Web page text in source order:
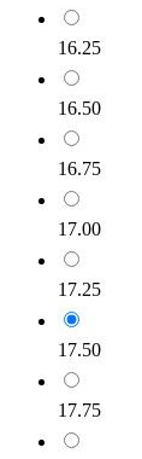
16.25
16.50
16.75
17.00
17.25
17.50
17.75